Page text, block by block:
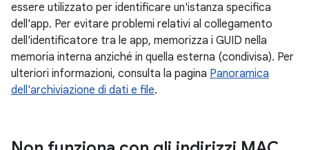
essere utilizzato per identificare un'istanza specifica
dell'app. Per evitare problemi relativi al collegamento
dell'identificatore tra le app, memorizza i GUID nella
memoria interna anziché in quella esterna (condivisa). Per
ulteriori informazioni, consulta la pagina Panoramica
dell'archiviazione di dati e file.